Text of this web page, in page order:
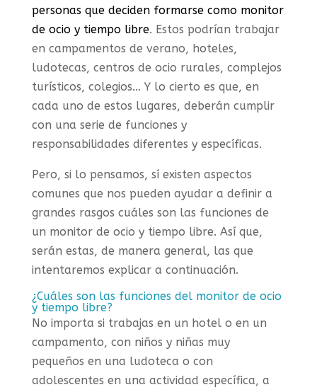
personas que deciden formarse como monitor
de ocio y tiempo libre. Estos podrían trabajar
en campamentos de verano, hoteles,
ludotecas, centros de ocio rurales, complejos
turísticos, colegios… Y lo cierto es que, en
cada uno de estos lugares, deberán cumplir
con una serie de funciones y
responsabilidades diferentes y específicas.
Pero, si lo pensamos, sí existen aspectos
comunes que nos pueden ayudar a definir a
grandes rasgos cuáles son las funciones de
un monitor de ocio y tiempo libre. Así que,
serán estas, de manera general, las que
intentaremos explicar a continuación.
¿Cuáles son las funciones del monitor de ocio
y tiempo libre?
No importa si trabajas en un hotel o en un
campamento, con niños y niñas muy
pequeños en una ludoteca o con
adolescentes en una actividad específica, a